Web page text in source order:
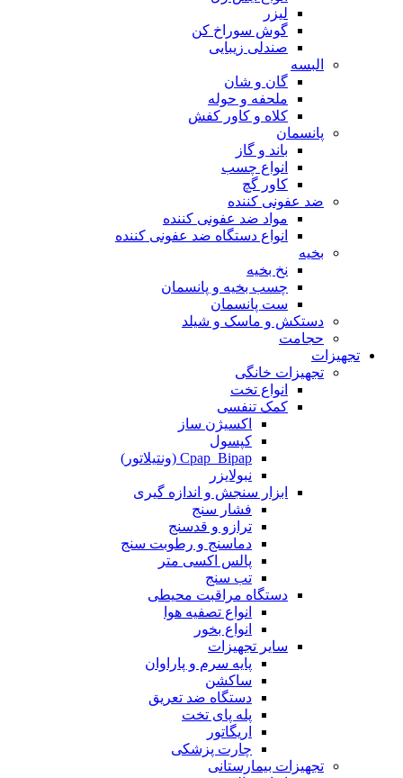
لیزر
گوش سوراخ کن
صندلی زیبایی
البسه
گان و شان
ملحفه و حوله
کلاه و کاور کفش
پانسمان
باند و گاز
انواع چسب
کاور گچ
ضد عفونی کننده
مواد ضد عفونی کننده
انواع دستگاه ضد عفونی کننده
بخیه
نخ بخیه
چسب بخیه و پانسمان
ست پانسمان
دستکش و ماسک و شیلد
حجامت
تجهیزات
تجهیزات خانگی
انواع تخت
کمک تنفسی
اکسیژن ساز
کپسول
Cpap_Bipap (ونتیلاتور)
نبولایزر
ابزار سنجش و اندازه گیری
فشار سنج
ترازو و قدسنج
دماسنج و رطوبت سنج
پالس اکسی متر
تب سنج
دستگاه مراقبت محیطی
انواع تصفیه هوا
انواع بخور
سایر تجهیزات
پایه سرم و پاراوان
ساکشن
دستگاه ضد تعریق
پله پای تخت
اریگاتور
چارت پزشکی
تجهیزات بیمارستانی